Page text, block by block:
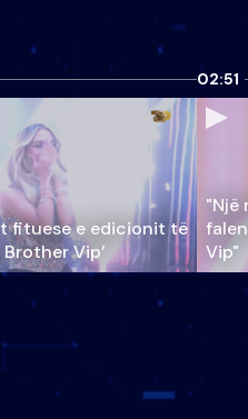
fituese e edicionit të
Vip’
02:51
"Një
Vip"